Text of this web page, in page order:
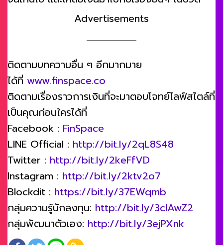
Advertisements
ติดตามบทความอื่น ๆ อีกมากมาย
ได้ที่ www.finspace.co
ติดตามเรื่องราวการเงินที่จะมาตอบโจทย์ไลฟ์สไตล์ที่
เป็นคุณก่อนใครได้ที่
Facebook : FinSpace
LINE Official : http://bit.ly/2qL8S48
Twitter : http://bit.ly/2keFfVD
Instagram : http://bit.ly/2ktv2o7
Blockdit : https://bit.ly/37EWqmb
กลุ่มความรู้นักลงทุน: http://bit.ly/3clAwZ2
กลุ่มพัฒนาตัวเอง: http://bit.ly/3ejPXnk